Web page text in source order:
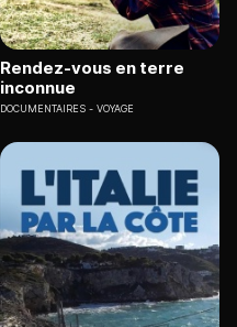
Rendez-vous en terre
inconnue
DOCUMENTAIRES VOYAGE